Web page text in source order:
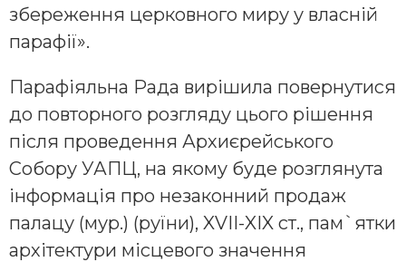
збереження церковного миру у власній
парафії».
Парафіяльна Рада вирішила повернутися
до повторного розгляду цього рішення
після проведення Архиєрейського
Собору УАПЦ, на якому буде розглянута
інформація про незаконний продаж
палацу (мур.) (руїни), XVII-XIX ст., пам`ятки
архітектури місцевого значення